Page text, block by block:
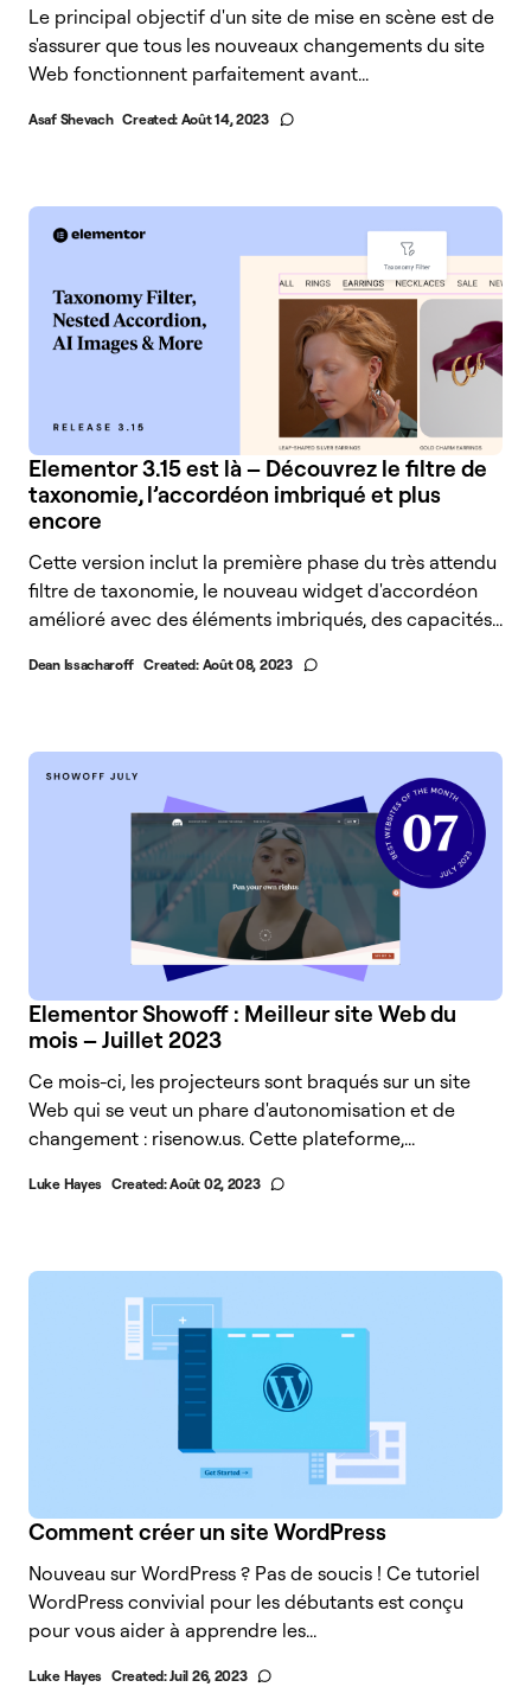
Le principal objectif d'un site de mise en scène est de
s'assurer que tous les nouveaux changements du site
Web fonctionnent parfaitement avant...
Asaf Shevach Created: Août 14, 2023
Elementor 3.15 est là – Découvrez le filtre de
taxonomie, l’accordéon imbriqué et plus
encore
Cette version inclut la première phase du très attendu
filtre de taxonomie, le nouveau widget d'accordéon
amélioré avec des éléments imbriqués, des capacités...
Dean Issacharoff Created: Août 08, 2023
Elementor Showoff : Meilleur site Web du
mois – Juillet 2023
Ce mois-ci, les projecteurs sont braqués sur un site
Web qui se veut un phare d'autonomisation et de
changement : risenow.us. Cette plateforme,...
Luke Hayes Created:Août 02, 2023
Comment créer un site WordPress
Nouveau sur WordPress ? Pas de soucis ! Ce tutoriel
WordPress convivial pour les débutants est conçu
pour vous aider à apprendre les...
Luke Hayes Created:Juil 26, 2023